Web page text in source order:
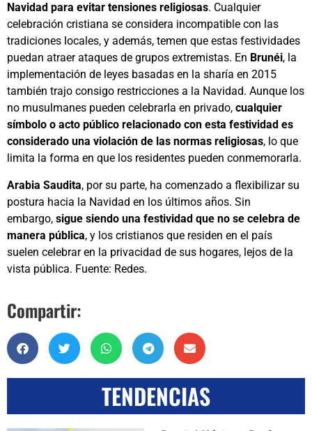
Navidad para evitar tensiones religiosas. Cualquier
celebración cristiana se considera incompatible con las
tradiciones locales, y además, temen que estas festividades
puedan atraer ataques de grupos extremistas. En Brunéi, la
implementación de leyes basadas en la sharía en 2015
también trajo consigo restricciones a la Navidad. Aunque los
no musulmanes pueden celebrarla en privado, cualquier
símbolo o acto público relacionado con esta festividad es
considerado una violación de las normas religiosas, lo que
limita la forma en que los residentes pueden conmemorarla.
Arabia Saudita, por su parte, ha comenzado a flexibilizar su
postura hacia la Navidad en los últimos años. Sin
embargo, sigue siendo una festividad que no se celebra de
manera pública, y los cristianos que residen en el país
suelen celebrar en la privacidad de sus hogares, lejos de la
vista pública. Fuente: Redes.
Compartir:
TENDENCIAS